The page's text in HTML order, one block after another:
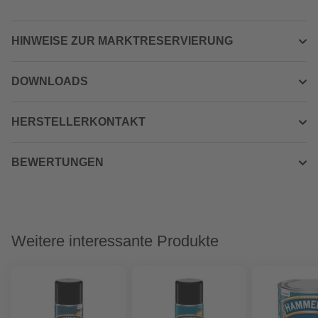
HINWEISE ZUR MARKTRESERVIERUNG
DOWNLOADS
HERSTELLERKONTAKT
BEWERTUNGEN
Weitere interessante Produkte